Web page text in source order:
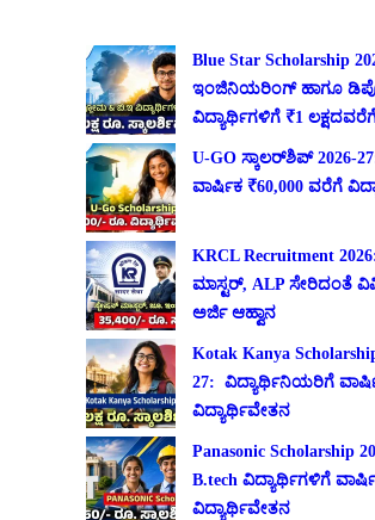
Blue Star Scholarship
ಇಂಜಿನಿಯರಿಂಗ್ ಹಾಗೂ
ವಿದ್ಯಾರ್ಥಿಗಳಿಗೆ ₹1
U-GO ಸ್ಕಾಲರ್‌ಶಿಪ್ 2026-
ವಾರ್ಷಿಕ ₹60,000 ವರೆಗೆ
KRCL Recruitment
ಮಾಸ್ಟರ್, ALP ಸೇರಿದಂತೆ
ಅರ್ಜಿ ಆಹ್ವಾನ
Kotak Kanya
27: ವಿದ್ಯಾರ್ಥಿನಿಯರಿಗೆ
ವಿದ್ಯಾರ್ಥಿವೇತನ
Panasonic Scholarship
B.tech ವಿದ್ಯಾರ್ಥಿಗಳಿಗೆ
ವಿದ್ಯಾರ್ಥಿವೇತನ